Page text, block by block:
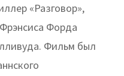
«Разговор»,
Форда
Фильм был